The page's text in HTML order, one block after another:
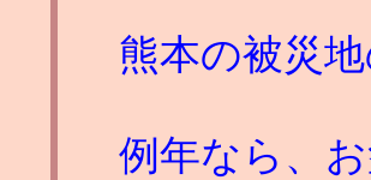
熊本の被災
例年なら、